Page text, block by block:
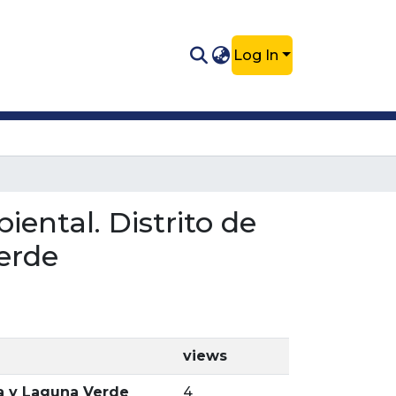
Log In
Distrito de
views
y Laguna Verde 4